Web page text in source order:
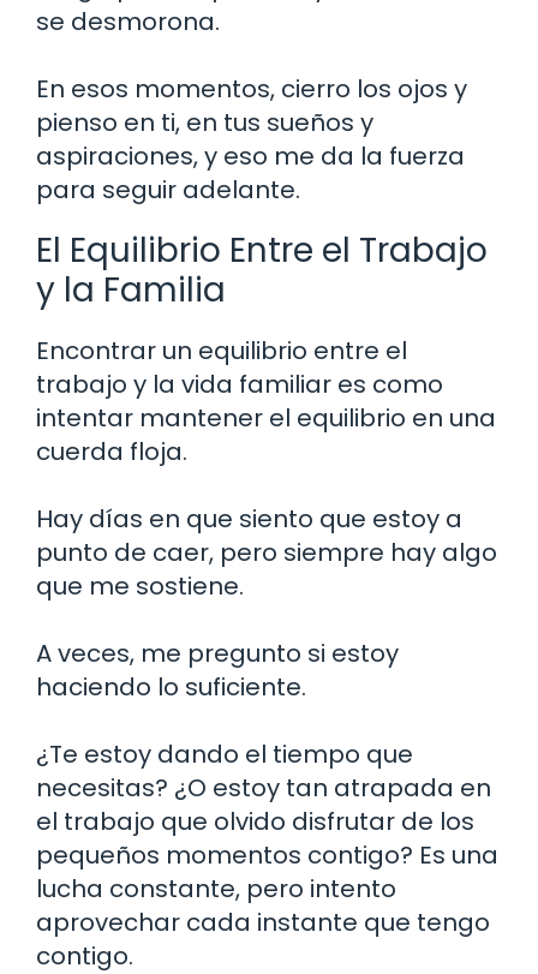
se desmorona.
En esos momentos, cierro los ojos y
pienso en ti, en tus sueños y
aspiraciones, y eso me da la fuerza
para seguir adelante.
El Equilibrio Entre el Trabajo
y la Familia
Encontrar un equilibrio entre el
trabajo y la vida familiar es como
intentar mantener el equilibrio en una
cuerda floja.
Hay días en que siento que estoy a
punto de caer, pero siempre hay algo
que me sostiene.
A veces, me pregunto si estoy
haciendo lo suficiente.
¿Te estoy dando el tiempo que
necesitas? ¿O estoy tan atrapada en
el trabajo que olvido disfrutar de los
pequeños momentos contigo? Es una
lucha constante, pero intento
aprovechar cada instante que tengo
contigo.